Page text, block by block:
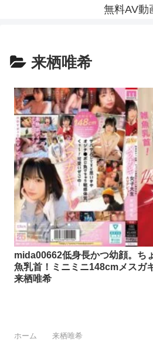
無料AV動
来栖唯希
mida00662低身長かつ幼顔。ち
魚乳首！ミニミニ148cmメスガ
来栖唯希
ホーム 来栖唯希